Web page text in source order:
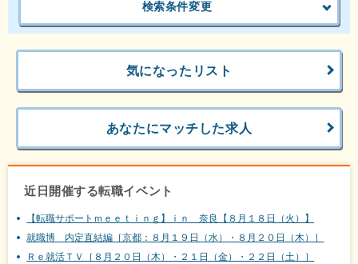
検索条件変更
気になったリスト
あなたにマッチした求人
近日開催する転職イベント
【転職サポートｍｅｅｔｉｎｇ】ｉｎ 奈良【８月１８日（火）】
就職博 内定直結編［京都：８月１９日（水）・８月２０日（木）］
Ｒｅ就活ＴＶ［８月２０日（木）・２１日（金）・２２日（土）］